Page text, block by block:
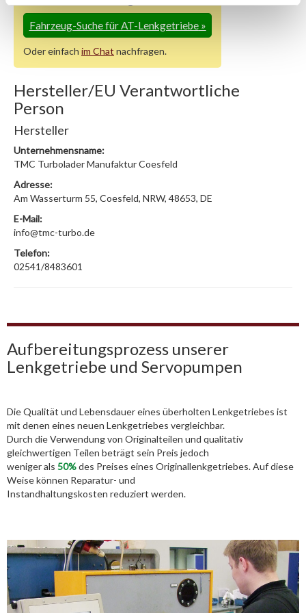
Fahrzeug-Suche für AT-Lenkgetriebe»
Oder einfach im Chat nachfragen.
Hersteller/EU Verantwortliche
Person
Hersteller
Unternehmensname:
TMC Turbolader Manufaktur Coesfeld
Adresse:
Am Wasserturm 55, Coesfeld, NRW, 48653, DE
E-Mail:
info@tmc-turbo.de
Telefon:
02541/8483601
Aufbereitungsprozess unserer
Lenkgetriebe und Servopumpen
Die Qualität und Lebensdauer eines überholten Lenkgetriebes ist
mit denen eines neuen Lenkgetriebes vergleichbar.
Durch die Verwendung von Originalteilen und qualitativ
gleichwertigen Teilen beträgt sein Preis jedoch
weniger als 50%des Preises eines Originallenkgetriebes. Auf diese
Weise können Reparatur- und
Instandhaltungskosten reduziert werden.